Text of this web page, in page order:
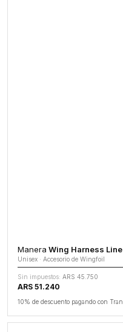
Manera Wing Harness Line
Unisex · Accesorio de Wingfoil
Sin impuestos: ARS 45.750
ARS 51.240
10% de descuento pagando con